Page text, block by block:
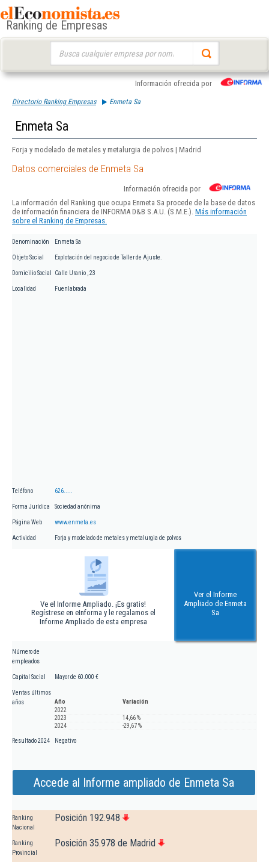
Ranking de Empresas
Información ofrecida por
Directorio Ranking Empresas Enmeta Sa
Enmeta Sa
Forja y modelado de metales y metalurgia de polvos | Madrid
Datos comerciales de Enmeta Sa
Información ofrecida por
La información del Ranking que ocupa Enmeta Sa procede de la base de datos
de información financiera de INFORMA D&B S.A.U. (S.M.E.). Más información
sobre el Ranking de Empresas.
Denominación Enmeta Sa
Objeto Social Explotación del negocio de Taller de Ajuste.
Domicilio Social Calle Uranio , 23
Localidad Fuenlabrada
Teléfono 626.....
Forma Jurídica Sociedad anónima
Página Web www.enmeta.es
Actividad Forja y modelado de metales y metalurgia de polvos
Ve el Informe Ampliado. ¡Es gratis!
Regístrese en eInforma y le regalamos el
Informe Ampliado de esta empresa
Ver el Informe
Ampliado de Enmeta
Sa
Número de
empleados
Capital Social Mayor de 60.000 €
Ventas últimos
años
Año
Variación
2022
2023
14,66 %
2024
-29,67 %
Resultado 2024 Negativo
Accede al Informe ampliado de Enmeta Sa
Ranking
Nacional
Posición 192.948
Ranking
Provincial
Posición 35.978 de Madrid